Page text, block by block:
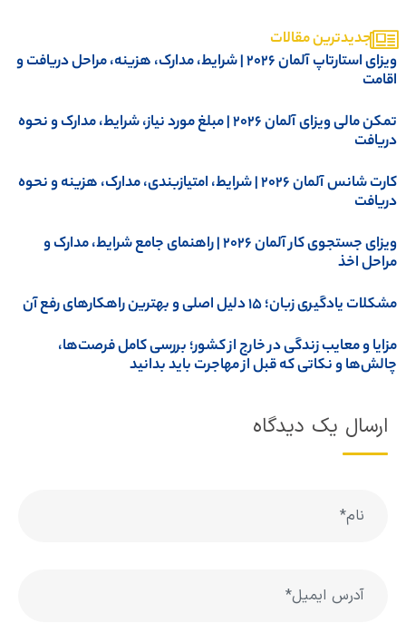
جدیدترین مقالات
ویزای استارتاپ آلمان ۲۰۲۶ | شرایط، مدارک، هزینه، مراحل دریافت و
تمکن مالی ویزای آلمان 2026 | مبلغ مورد نیاز، شرایط، مدارک و نحوه
کارت شانس آلمان ۲۰۲۶ | شرایط، امتیازبندی، مدارک، هزینه و نحوه
ویزای جستجوی کار آلمان 2026 | راهنمای جامع شرایط، مدارک و
اخذ
یادگیری زبان؛ ۱۵ دلیل اصلی و بهترین راهکارهای رفع آن
و معایب زندگی در خارج از کشور؛ بررسی کامل فرصت‌ها،
و نکاتی که قبل از مهاجرت باید بدانید
ارسال یک دیدگاه